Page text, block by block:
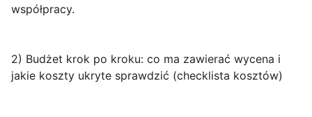
współpracy.
2) Budżet krok po kroku: co ma zawierać wycena i
jakie koszty ukryte sprawdzić (checklista kosztów)